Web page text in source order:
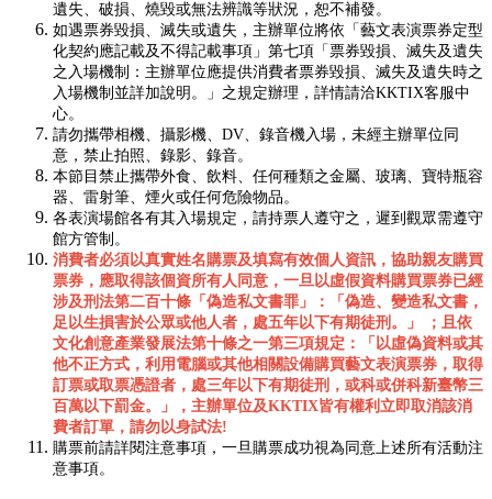
遺失、破損、燒毀或無法辨識等狀況，恕不補發。
如遇票券毀損、滅失或遺失，主辦單位將依「藝文表演票券定型
化契約應記載及不得記載事項」第七項「票券毀損、滅失及遺失
之入場機制：主辦單位應提供消費者票券毀損、滅失及遺失時之
入場機制並詳加說明。」之規定辦理，詳情請洽KKTIX客服中
心。
請勿攜帶相機、攝影機、DV、錄音機入場，未經主辦單位同
意，禁止拍照、錄影、錄音。
本節目禁止攜帶外食、飲料、任何種類之金屬、玻璃、寶特瓶容
器、雷射筆、煙火或任何危險物品。
各表演場館各有其入場規定，請持票人遵守之，遲到觀眾需遵守
館方管制。
消費者必須以真實姓名購票及填寫有效個人資訊，協助親友購買
票券，應取得該個資所有人同意，一旦以虛假資料購買票券已經
涉及刑法第二百十條「偽造私文書罪」：「偽造、變造私文書，
足以生損害於公眾或他人者，處五年以下有期徒刑。」
；且依
文化創意產業發展法第十條之一第三項規定：「以虛偽資料或其
他不正方式，利用電腦或其他相關設備購買藝文表演票券，取得
訂票或取票憑證者，處三年以下有期徒刑，或科或併科新臺幣三
百萬以下罰金。」，主辦單位及KKTIX皆有權利立即取消該消
費者訂單，請勿以身試法!
購票前請詳閱注意事項，一旦購票成功視為同意上述所有活動注
意事項。